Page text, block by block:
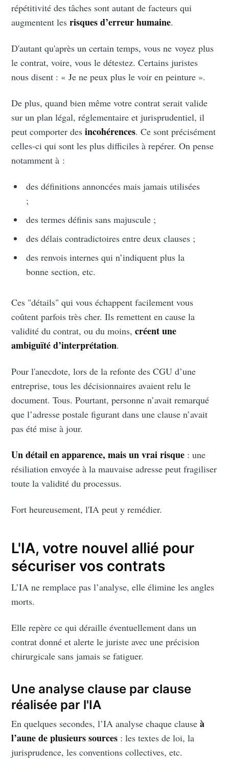
répétitivité des tâches sont autant de facteurs qui
augmentent lesrisques d’erreur humaine.
D'autant qu'après un certain temps, vous ne voyez plus
le contrat, voire, vous le détestez. Certains juristes
nous disent : « Je ne peux plus le voir en peinture ».
De plus, quand bien même votre contrat serait valide
sur un plan légal, réglementaire et jurisprudentiel, il
peut comporter desincohérences. Ce sont précisément
celles-ci qui sont les plus difficiles à repérer. On pense
notamment à :
des définitions annoncées mais jamais utilisées
;
des termes définis sans majuscule ;
des délais contradictoires entre deux clauses ;
des renvois internes qui n’indiquent plus la
bonne section, etc.
Ces "détails" qui vous échappent facilement vous
coûtent parfois très cher. Ils remettent en cause la
validité du contrat, ou du moins,créent une
ambiguïté d’interprétation.
Pour l'anecdote, lors de la refonte des CGU d’une
entreprise, tous les décisionnaires avaient relu le
document. Tous. Pourtant, personne n’avait remarqué
que l’adresse postale figurant dans une clause n’avait
pas été mise à jour.
Un détail en apparence, mais un vrai risque : une
résiliation envoyée à la mauvaise adresse peut fragiliser
toute la validité du processus.
Fort heureusement, l'IA peut y remédier.
L'IA, votre nouvel allié pour
sécuriser vos contrats
L’IA ne remplace pas l’analyse, elle élimine les angles
morts.
Elle repère ce qui déraille éventuellement dans un
contrat donné et alerte le juriste avec une précision
chirurgicale sans jamais se fatiguer.
Une analyse clause par clause
réalisée par l'IA
En quelques secondes, l’IA analyse chaque clauseà
l’aune de plusieurs sources : les textes de loi, la
jurisprudence, les conventions collectives, etc.